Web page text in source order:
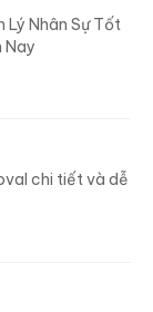
Lý Nhân Sự Tốt
Nay
chi tiết và dễ